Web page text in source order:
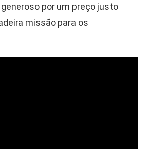
por um preço justo
missão para os